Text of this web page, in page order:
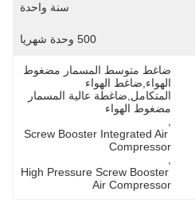
سنة واحدة
500 وحدة شهريا
مضغوط الهواء
Screw Booster Integrated Air
Compressor
High Pressure Screw Booster
Air Compressor